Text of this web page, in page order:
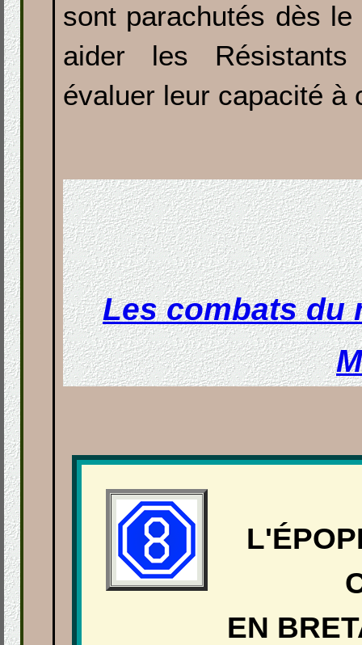
sont parachutés dès
aider les
évaluer leur capacité à
Les combats du
EN